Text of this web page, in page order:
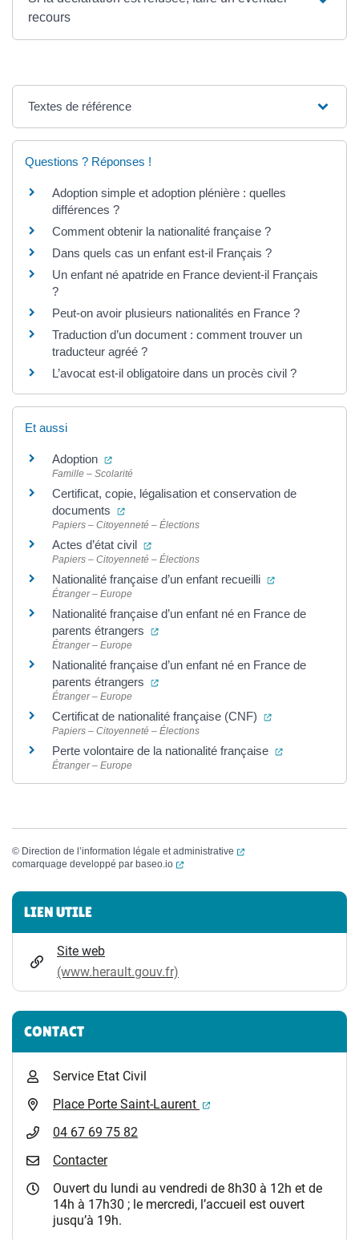
recours
Textes de référence
Questions ? Réponses !
Adoption simple et adoption plénière : quelles
différences ?
Comment obtenir la nationalité française ?
Dans quels cas un enfant est-il Français ?
Un enfant né apatride en France devient-il Français
?
Peut-on avoir plusieurs nationalités en France ?
Traduction d’un document : comment trouver un
traducteur agréé ?
L’avocat est-il obligatoire dans un procès civil ?
Et aussi
Adoption (ouverture dans un nouvel onglet)
Famille – Scolarité
Certificat, copie, légalisation et conservation de
documents
(ouverture dans un nouvel onglet)
Papiers – Citoyenneté – Élections
Actes d’état civil (ouverture dans un nouvel onglet)
Papiers – Citoyenneté – Élections
Nationalité française d’un enfant recueilli (ouverture
Étranger – Europe
Nationalité française d’un enfant né en France de
parents étrangers
(ouverture dans un nouvel onglet)
Étranger – Europe
Nationalité française d’un enfant né en France de
parents étrangers
(ouverture dans un nouvel onglet)
Étranger – Europe
Certificat de nationalité française (CNF) (ouverture dans
Papiers – Citoyenneté – Élections
Perte volontaire de la nationalité française (ouverture
Étranger – Europe
© Direction de l’information légale et administrative
(ouverture dans un
comarquage developpé par baseo.io (ouverture dans un nouvel onglet)
Informations complémentaires
LIEN UTILE
Site web
(www.herault.gouv.fr)
CONTACT
Service Etat Civil
Place Porte Saint-Laurent
(ouverture dans un
04 67 69 75 82
Contacter
Ouvert du lundi au vendredi de 8h30 à 12h et de
14h à 17h30 ; le mercredi, l’accueil est ouvert
jusqu’à 19h.